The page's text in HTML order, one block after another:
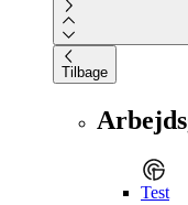
Tilbage
Test